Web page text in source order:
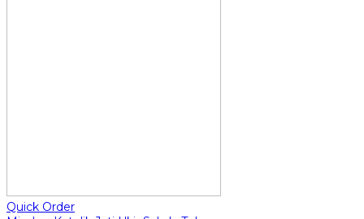
Quick Order